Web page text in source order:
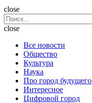
Поиск
close
Search
for:
close
Все новости
Общество
Культура
Наука
Про город будущего
Интересное
Цифровой город